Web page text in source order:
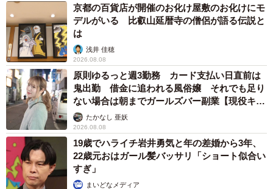
京都の百貨店が開催のお化け屋敷のお化けにモ
デルがいる 比叡山延暦寺の僧侶が語る伝説と
は
浅井 佳穂
2026.08.08
原則ゆるっと週3勤務 カード支払い日直前は
鬼出勤 借金に追われる風俗嬢 それでも足り
ない場合は朝までガールズバー副業【現役キャ
ストに取材】
たかなし 亜妖
2026.08.08
19歳でハライチ岩井勇気と年の差婚から3年、
22歳元おはガール髪バッサリ「ショート似合い
すぎ」
まいどなメディア